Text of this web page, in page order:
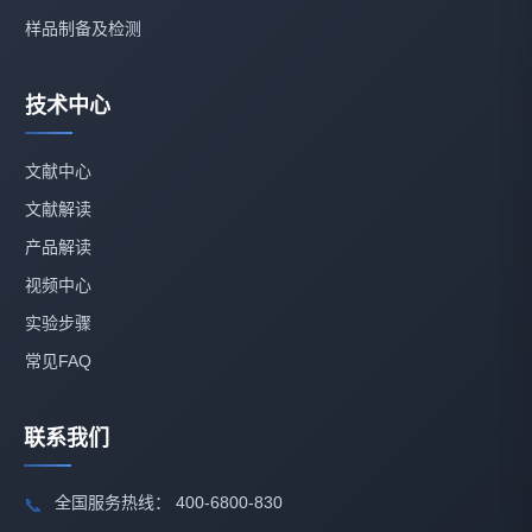
样品制备及检测
技术中心
文献中心
文献解读
产品解读
视频中心
实验步骤
常见FAQ
联系我们
📞 全国服务热线： 400-6800-830